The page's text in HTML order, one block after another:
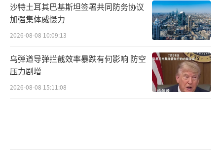
沙特土耳其巴基斯坦签署共同防务协议
加强集体威慑力
2026-08-08 10:09:13
乌弹道导弹拦截效率暴跌有何影响 防空
压力剧增
2026-08-08 15:11:08